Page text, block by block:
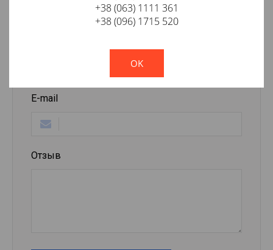
Оставить отзыв о товаре
E-mail
Отзыв
+38 (063) 1111 361
+38 (096) 1715 520
!
Not valid!
OK